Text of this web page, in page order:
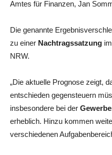
Amtes für Finanzen, Jan
Die genannte
zu einer Nachtragssatzung
NRW.
„Die aktuelle Prognose zeigt,
entschieden gegensteuern
insbesondere bei der
erheblich. Hinzu kommen
verschiedenen